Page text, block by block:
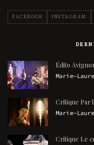
FACEBOOK INSTAGRAM
Édito
Marie-Laure
Critique Par
Marie-Laure
Critique Le